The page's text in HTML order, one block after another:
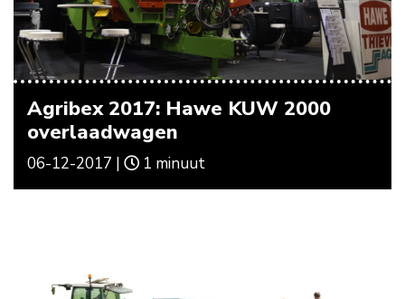
Agribex 2017: Hawe KUW 2000
overlaadwagen
06-12-2017 | 1 minuut